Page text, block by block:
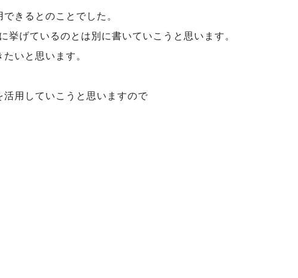
きるとのことでした。
げているのとは別に書いていこうと思います。
いと思います。
用していこうと思いますので